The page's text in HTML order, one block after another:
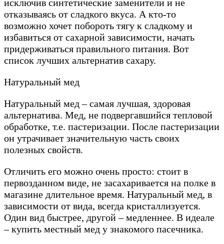
исключив синтетические заменители и не
отказываясь от сладкого вкуса. А кто-то
возможно хочет побороть тягу к сладкому и
избавиться от сахарной зависимости, начать
придерживаться правильного питания. Вот
список лучших альтернатив сахару.
Натуральный мед
Натуральный мед – самая лучшая, здоровая
альтернатива. Мед, не подвергавшийся тепловой
обработке, т.е. пастеризации. После пастеризации
он утрачивает значительную часть своих
полезных свойств.
Отличить его можно очень просто: стоит в
первозданном виде, не засахаривается на полке в
магазине длительное время. Натуральный мед, в
зависимости от вида, всегда кристаллизуется.
Один вид быстрее, другой – медленнее. В идеале
– купить местный мед у знакомого пасечника.